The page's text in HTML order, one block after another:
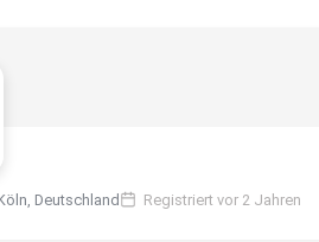
Deutschland Registriert vor 2 Jahren